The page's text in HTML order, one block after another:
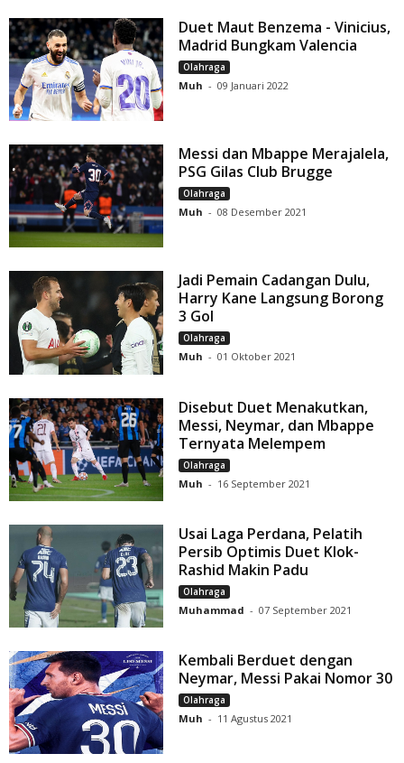
Duet Maut Benzema - Vinicius,
Madrid Bungkam Valencia
Olahraga
Muh - 09 Januari 2022
Messi dan Mbappe Merajalela,
PSG Gilas Club Brugge
Olahraga
Muh - 08 Desember 2021
Jadi Pemain Cadangan Dulu,
Harry Kane Langsung Borong
3 Gol
Olahraga
Muh - 01 Oktober 2021
Disebut Duet Menakutkan,
Messi, Neymar, dan Mbappe
Ternyata Melempem
Olahraga
Muh - 16 September 2021
Usai Laga Perdana, Pelatih
Persib Optimis Duet Klok-
Rashid Makin Padu
Olahraga
Muhammad - 07 September 2021
Kembali Berduet dengan
Neymar, Messi Pakai Nomor 30
Olahraga
Muh - 11 Agustus 2021